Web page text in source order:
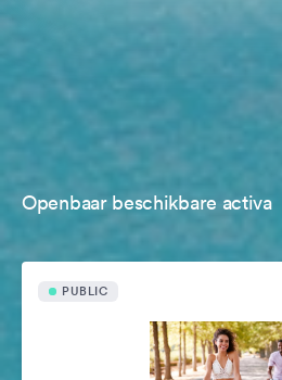
Openbaar beschikbare activa
PUBLIC